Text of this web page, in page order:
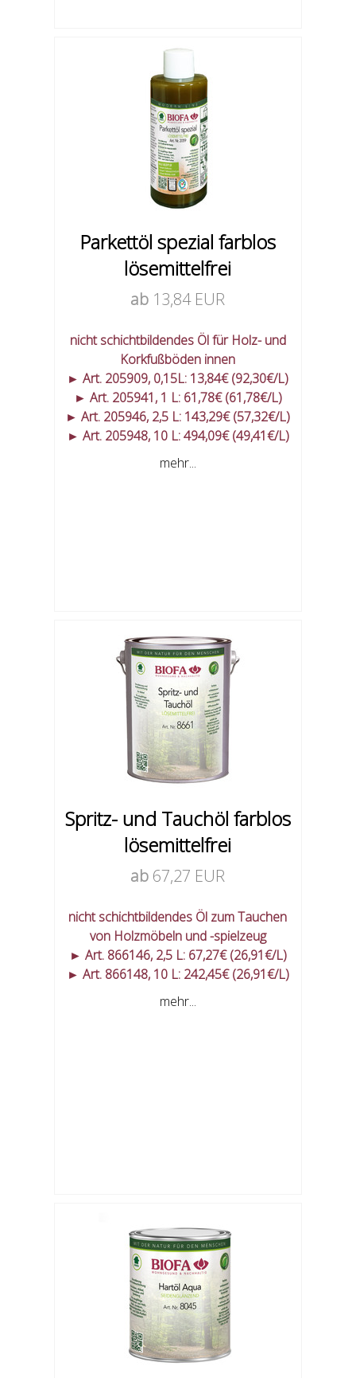
Parkettöl spezial farblos
lösemittelfrei
ab 13,84 EUR
nicht schichtbildendes Öl für Holz- und
Korkfußböden innen
► Art. 205909, 0,15L: 13,84€ (92,30€/L)
► Art. 205941, 1 L: 61,78€ (61,78€/L)
► Art. 205946, 2,5 L: 143,29€ (57,32€/L)
► Art. 205948, 10 L: 494,09€ (49,41€/L)
mehr...
Spritz- und Tauchöl farblos
lösemittelfrei
ab 67,27 EUR
nicht schichtbildendes Öl zum Tauchen
von Holzmöbeln und -spielzeug
► Art. 866146, 2,5 L: 67,27€ (26,91€/L)
► Art. 866148, 10 L: 242,45€ (26,91€/L)
mehr...